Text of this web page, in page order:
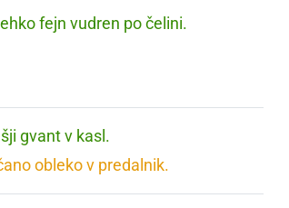
fejn vudren po čelini.
gvant v kasl.
obleko v predalnik.